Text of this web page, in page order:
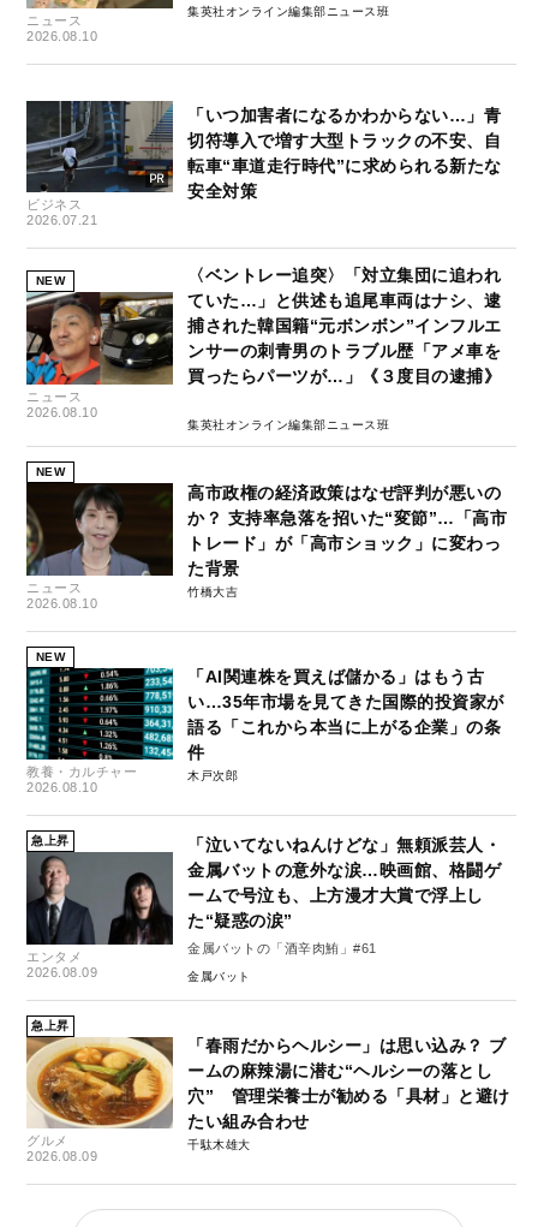
ニュース
2026.08.10
集英社オンライン編集部ニュース班
ビジネス
2026.07.21
「いつ加害者になるかわからない…」青
切符導入で増す大型トラックの不安、自
転車“車道走行時代”に求められる新たな
安全対策
NEW
ニュース
2026.08.10
〈ベントレー追突〉「対立集団に追われ
ていた…」と供述も追尾車両はナシ、逮
捕された韓国籍“元ボンボン”インフルエ
ンサーの刺青男のトラブル歴「アメ車を
買ったらパーツが…」《３度目の逮捕》
集英社オンライン編集部ニュース班
NEW
ニュース
2026.08.10
高市政権の経済政策はなぜ評判が悪いの
か？ 支持率急落を招いた“変節”…「高市
トレード」が「高市ショック」に変わっ
た背景
竹橋大吉
NEW
教養・カルチャー
2026.08.10
「AI関連株を買えば儲かる」はもう古
い…35年市場を見てきた国際的投資家が
語る「これから本当に上がる企業」の条
件
木戸次郎
急上昇
エンタメ
2026.08.09
「泣いてないねんけどな」無頼派芸人・
金属バットの意外な涙…映画館、格闘ゲ
ームで号泣も、上方漫才大賞で浮上し
た“疑惑の涙”
金属バットの「酒辛肉鮪」#61
金属バット
急上昇
グルメ
2026.08.09
「春雨だからヘルシー」は思い込み？ ブ
ームの麻辣湯に潜む“ヘルシーの落とし
穴” 管理栄養士が勧める「具材」と避け
たい組み合わせ
千駄木雄大